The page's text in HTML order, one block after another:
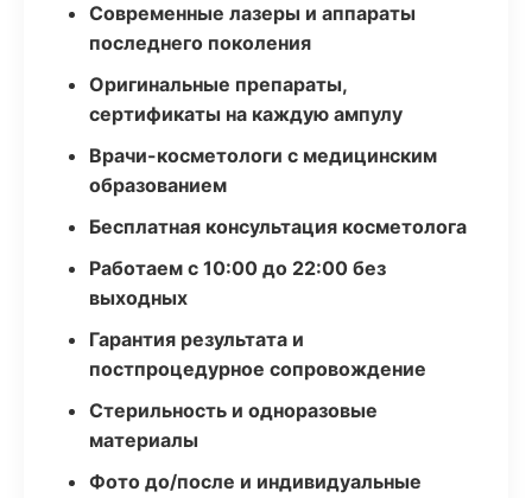
Современные лазеры и аппараты
последнего поколения
Оригинальные препараты,
сертификаты на каждую ампулу
Врачи-косметологи с медицинским
образованием
Бесплатная консультация косметолога
Работаем с 10:00 до 22:00 без
выходных
Гарантия результата и
постпроцедурное сопровождение
Стерильность и одноразовые
материалы
Фото до/после и индивидуальные